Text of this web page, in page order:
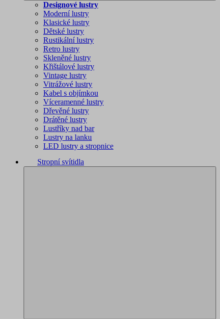
Designové lustry
Moderní lustry
Klasické lustry
Dětské lustry
Rustikální lustry
Retro lustry
Skleněné lustry
Křištálové lustry
Vintage lustry
Vitrážové lustry
Kabel s objímkou
Víceramenné lustry
Dřevěné lustry
Drátěné lustry
Lustříky nad bar
Lustry na lanku
LED lustry a stropnice
Stropní svítidla